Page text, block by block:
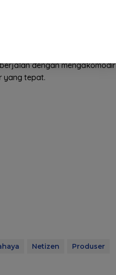
menghapus nama terlapor
film. Pihak terlapor tersebut
kejadian ini dan kami
dengan mengakomodir
yang tepat.
Netizen
Produser